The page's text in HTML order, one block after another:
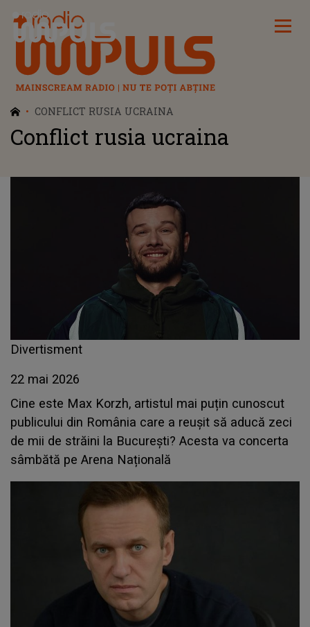
Radio Impuls
CONFLICT RUSIA UCRAINA
Conflict rusia ucraina
Divertisment
22 mai 2026
Cine este Max Korzh, artistul mai puțin cunoscut
publicului din România care a reușit să aducă zeci
de mii de străini la București? Acesta va concerta
sâmbătă pe Arena Națională